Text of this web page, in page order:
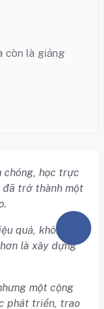
còn là giảng
chóng, học trực
đã trở thành một
quả, không chỉ
là xây dựng
một cộng
phát triển, trao